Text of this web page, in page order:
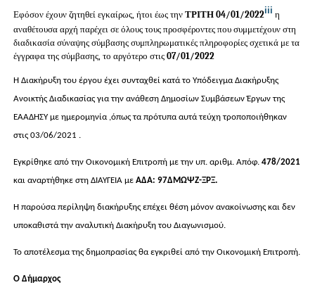
Εφόσον έχουν ζητηθεί εγκαίρως, ήτοι έως την ΤΡΙΤΗ 04/01/2022iii η
αναθέτουσα αρχή παρέχει σε όλους τους προσφέροντες που συμμετέχουν στη
διαδικασία σύναψης σύμβασης συμπληρωματικές πληροφορίες σχετικά με τα
έγγραφα της σύμβασης, το αργότερο στις07/01/2022
Η Διακήρυξη του έργου έχει συνταχθεί κατά το Υπόδειγμα Διακήρυξης
Ανοικτής Διαδικασίας για την ανάθεση Δημοσίων Συμβάσεων Έργων της
ΕΑΑΔΗΣΥ με ημερομηνία ,όπως τα πρότυπα αυτά τεύχη τροποποιήθηκαν
στις 03/06/2021 .
Εγκρίθηκε από την Οικονομική Επιτροπή με την υπ. αριθμ. Απόφ.478/2021
και αναρτήθηκε στη ΔΙΑΥΓΕΙΑ μεΑΔΑ:97ΔΜΩΨΖ-ΞΡΞ.
Η παρούσα περίληψη διακήρυξης επέχει θέση μόνον ανακοίνωσης και δεν
υποκαθιστά την αναλυτική Διακήρυξη του Διαγωνισμού.
Το αποτέλεσμα της δημοπρασίας θα εγκριθεί από την Οικονομική Επιτροπή.
Ο Δήμαρχος